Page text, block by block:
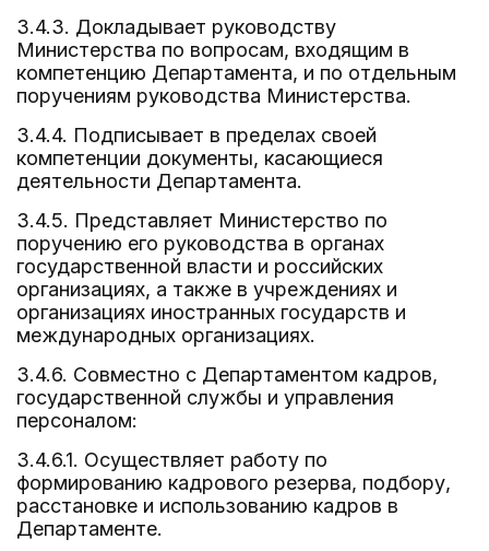
3.4.3. Докладывает руководству
Министерства по вопросам, входящим в
компетенцию Департамента, и по отдельным
поручениям руководства Министерства.
3.4.4. Подписывает в пределах своей
компетенции документы, касающиеся
деятельности Департамента.
3.4.5. Представляет Министерство по
поручению его руководства в органах
государственной власти и российских
организациях, а также в учреждениях и
организациях иностранных государств и
международных организациях.
3.4.6. Совместно с Департаментом кадров,
государственной службы и управления
персоналом:
3.4.6.1. Осуществляет работу по
формированию кадрового резерва, подбору,
расстановке и использованию кадров в
Департаменте.